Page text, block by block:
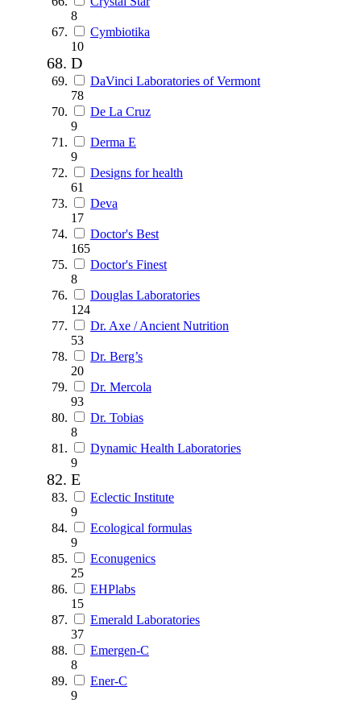
8
Cymbiotika
10
D
DaVinci Laboratories of Vermont
78
De La Cruz
9
Derma E
9
Designs for health
61
Deva
17
Doctor's Best
165
Doctor's Finest
8
Douglas Laboratories
124
Dr. Axe / Ancient Nutrition
53
Dr. Berg’s
20
Dr. Mercola
93
Dr. Tobias
8
Dynamic Health Laboratories
9
E
Eclectic Institute
9
Ecological formulas
9
Econugenics
25
EHPlabs
15
Emerald Laboratories
37
Emergen-C
8
Ener-C
9